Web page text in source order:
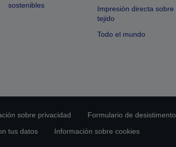
sostenibles
Impresión directa sobre
tejido
Todo el mundo
sobre privacidad
Formulario de desistimento
tus datos
Información sobre cookies